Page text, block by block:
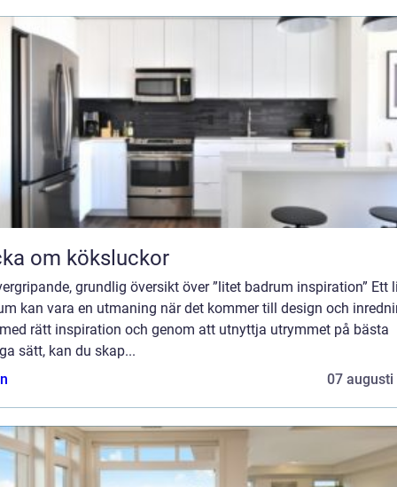
om köksluckor
grundlig översikt över ”litet badrum inspiration” Ett
kan vara en utmaning när det kommer till design och
rätt inspiration och genom att utnyttja utrymmet på bästa
sätt, kan du skap...
07 augusti